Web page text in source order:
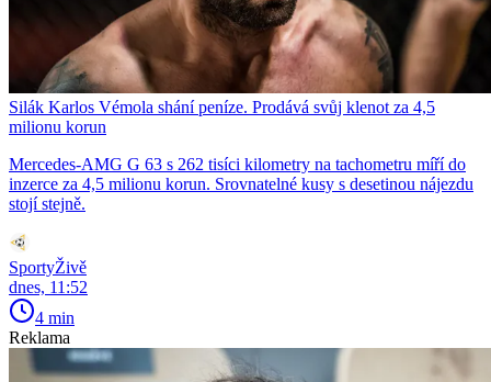
Silák Karlos Vémola shání peníze. Prodává svůj klenot za 4,5
milionu korun
Mercedes-AMG G 63 s 262 tisíci kilometry na tachometru míří do
inzerce za 4,5 milionu korun. Srovnatelné kusy s desetinou nájezdu
stojí stejně.
SportyŽivě
dnes, 11:52
4 min
Reklama